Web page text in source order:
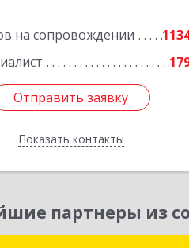
на сопровождении
Отправить заявку
Показать контакты
Отправить заявку
Назад
партнеры из